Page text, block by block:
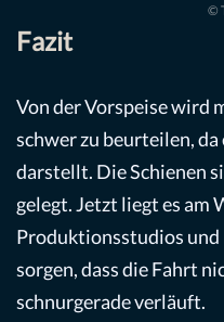
©
Fazit
Von der Vorspeise wird
schwer zu beurteilen, da
darstellt. Die Schienen
gelegt. Jetzt liegt es am
Produktionsstudios und
sorgen, dass die Fahrt
schnurgerade verläuft.